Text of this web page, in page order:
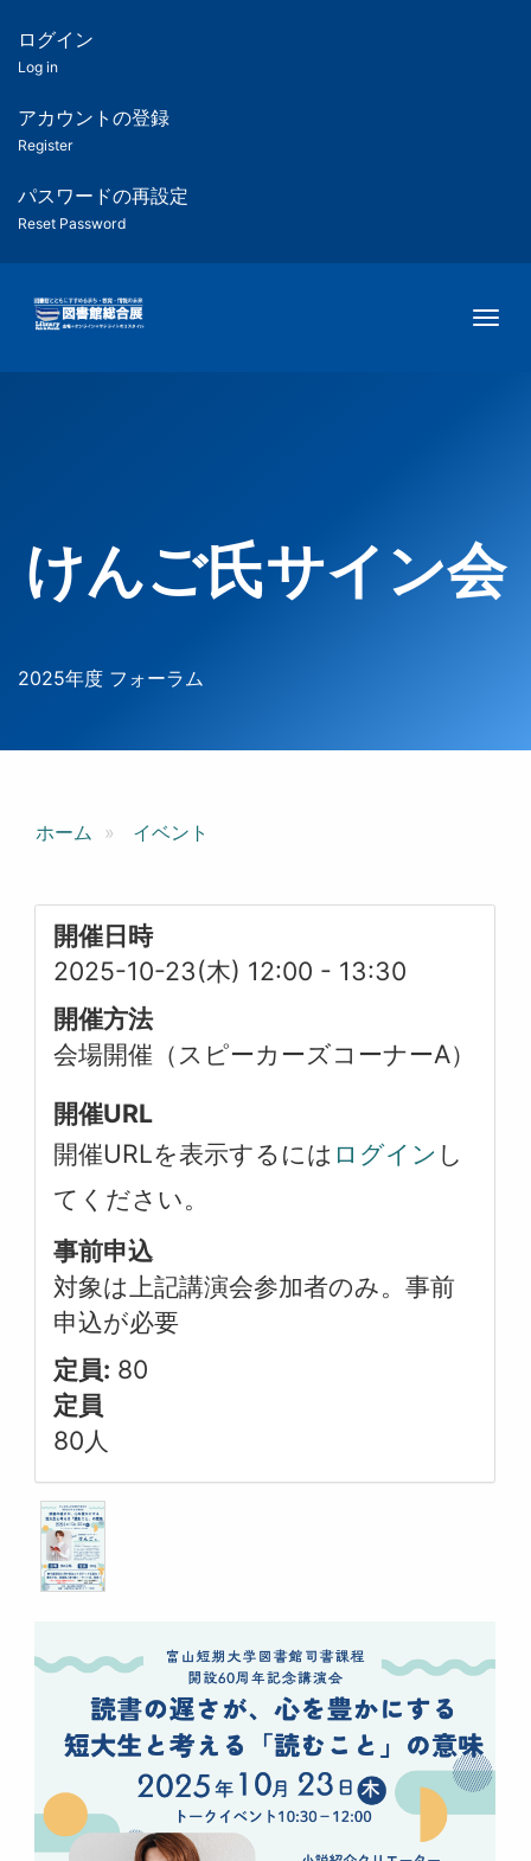
ツ
匿
名
ユ
ー
ー
用
メ
ログイン
Log in
アカウントの登録
Register
パスワードの再設定
Reset Password
けんご氏サイン会
2025年度 フォーラム
ホーム イベント
開催日時
2025-10-23(木) 12:00 - 13:30
開催方法
会場開催（スピーカーズコーナーA）
開催URL
開催URLを表示するには ログイン し
てください。
事前申込
対象は上記講演会参加者のみ。事前
申込が必要
定員: 80
定員
80人